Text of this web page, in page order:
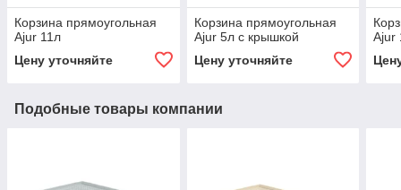
Корзина прямоугольная
Ajur 11л
Цену уточняйте
Корзина прямоугольная
Ajur 5л с крышкой
Цену уточняйте
Ajur
Подобные товары компании